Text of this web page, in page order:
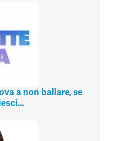
a non ballare, se